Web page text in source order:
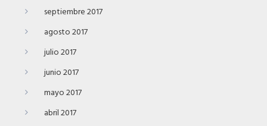
septiembre 2017
agosto 2017
julio 2017
junio 2017
mayo 2017
abril 2017